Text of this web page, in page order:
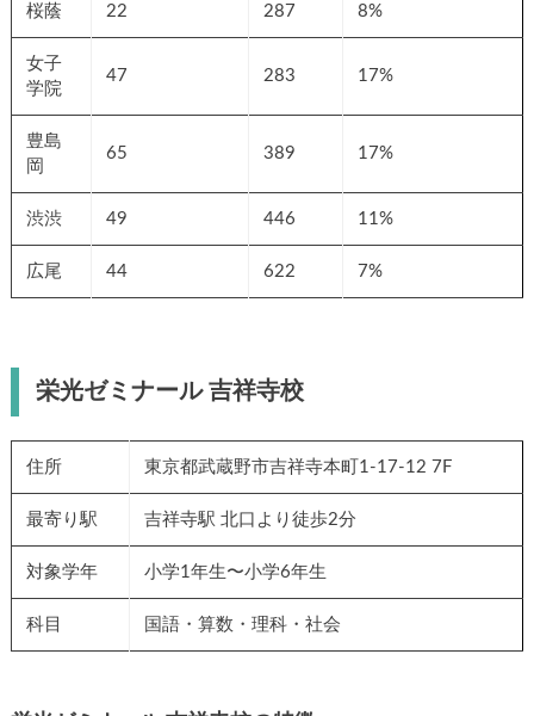
桜蔭 22 287 8%
女子
学院
47 283 17%
豊島
岡
65 389 17%
渋渋 49 446 11%
広尾 44 622 7%
栄光ゼミナール 吉祥寺校
住所 東京都武蔵野市吉祥寺本町1-17-12 7F
最寄り駅 吉祥寺駅 北口より徒歩2分
対象学年 小学1年生〜小学6年生
科目 国語・算数・理科・社会